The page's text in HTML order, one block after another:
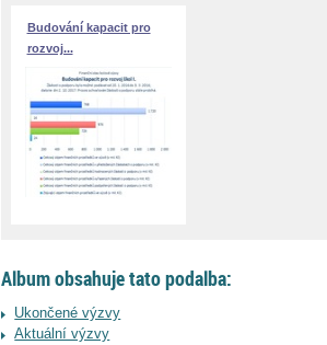
Budování kapacit pro
rozvoj...
Album obsahuje tato podalba:
Ukončené výzvy
Aktuální výzvy